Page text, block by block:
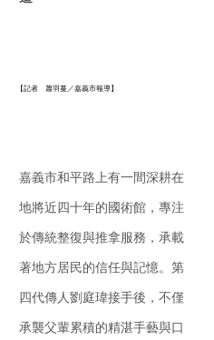
【記者 蕭羽蔓／嘉義市報導】
嘉義市和平路上有一間深耕在
地將近四十年的國術館， 專注
於傳統整復與推拿服務，承載
著地方居民的信任與記憶。 第
四代傳人劉庭瑋接手後，不僅
承襲父輩累積的精湛手藝與口